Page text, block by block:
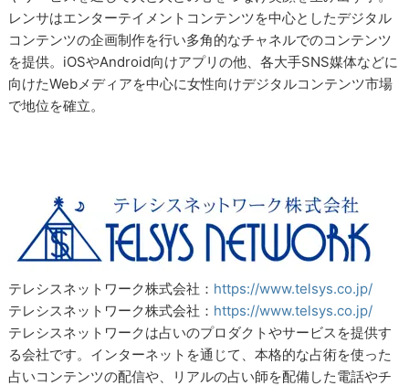
レンサはエンターテイメントコンテンツを中心としたデジタル
コンテンツの企画制作を行い多角的なチャネルでのコンテンツ
を提供。iOSやAndroid向けアプリの他、各大手SNS媒体などに
向けたWebメディアを中心に女性向けデジタルコンテンツ市場
で地位を確立。
テレシスネットワーク株式会社： https://www.telsys.co.jp/
テレシスネットワーク株式会社： https://www.telsys.co.jp/
テレシスネットワークは占いのプロダクトやサービスを提供す
る会社です。インターネットを通じて、本格的な占術を使った
占いコンテンツの配信や、リアルの占い師を配備した電話やチ